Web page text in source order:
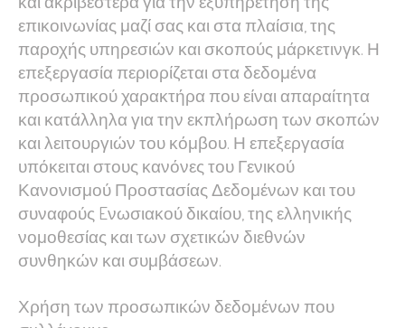
επικοινωνίας μαζί σας και στα πλαίσια, της
παροχής υπηρεσιών και σκοπούς μάρκετινγκ. Η
επεξεργασία περιορίζεται στα δεδομένα
προσωπικού χαρακτήρα που είναι απαραίτητα
και κατάλληλα για την εκπλήρωση των σκοπών
και λειτουργιών του κόμβου. Η επεξεργασία
υπόκειται στους κανόνες του Γενικού
Κανονισμού Προστασίας Δεδομένων και του
συναφούς Eνωσιακού δικαίου, της ελληνικής
νομοθεσίας και των σχετικών διεθνών
συνθηκών και συμβάσεων.
Χρήση των προσωπικών δεδομένων που